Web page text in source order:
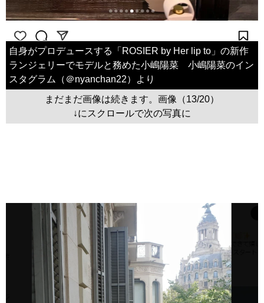
自身がプロデュースする「ROSIER by Her lip to」の新作
ランジェリーでモデルと務めた小嶋陽菜 小嶋陽菜のイン
スタグラム（＠nyanchan22）より
まだまだ画像は続きます。画像（13/20）
↓にスクロールで次の写真に